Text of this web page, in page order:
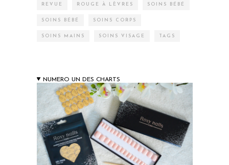
REVUE ROUGE À LÈVRES SOINS BÉBÉ
SOINS BÉBÉ SOINS CORPS
SOINS MAINS SOINS VISAGE TAGS
NUMERO UN DES CHARTS